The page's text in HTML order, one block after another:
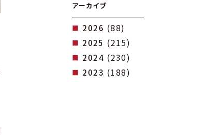
アーカイブ
2026 (88)
2025 (215)
2024 (230)
2023 (188)